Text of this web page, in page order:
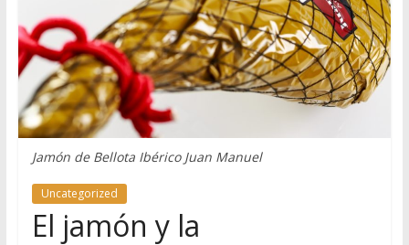
Jamón de Bellota Ibérico Juan Manuel
Uncategorized
El jamón y la